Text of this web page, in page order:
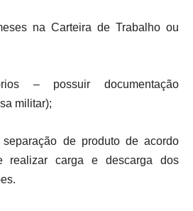
na Carteira de Trabalho ou
– possuir documentação
militar);
de produto de acordo
carga e descarga dos